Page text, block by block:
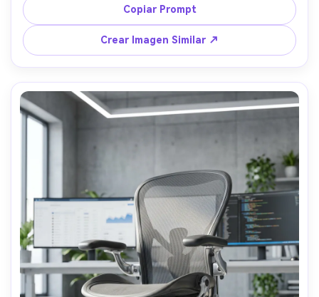
angular pero realista, fotorrealista, estilo de catálogo
limpio y amigable --ar 4:5
Copiar Prompt
Crear Imagen Similar ↗